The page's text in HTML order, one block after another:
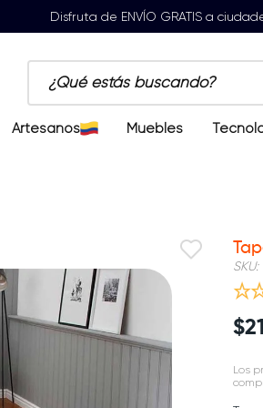
Disfruta de ENVÍO GRATIS a
¿Qué estás buscando?
Artesanos Muebles
SKU:
$
Los